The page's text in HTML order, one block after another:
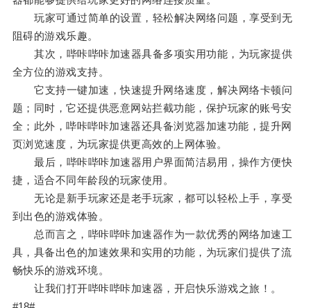
玩家可通过简单的设置，轻松解决网络问题，享受到无
阻碍的游戏乐趣。
其次，哔咔哔咔加速器具备多项实用功能，为玩家提供
全方位的游戏支持。
它支持一键加速，快速提升网络速度，解决网络卡顿问
题；同时，它还提供恶意网站拦截功能，保护玩家的账号安
全；此外，哔咔哔咔加速器还具备浏览器加速功能，提升网
页浏览速度，为玩家提供更高效的上网体验。
最后，哔咔哔咔加速器用户界面简洁易用，操作方便快
捷，适合不同年龄段的玩家使用。
无论是新手玩家还是老手玩家，都可以轻松上手，享受
到出色的游戏体验。
总而言之，哔咔哔咔加速器作为一款优秀的网络加速工
具，具备出色的加速效果和实用的功能，为玩家们提供了流
畅快乐的游戏环境。
让我们打开哔咔哔咔加速器，开启快乐游戏之旅！。